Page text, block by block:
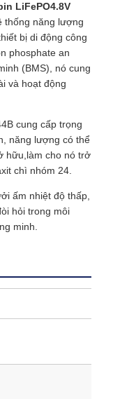
LiFePO4.8V
thống năng lượng
bị di động công
phosphate an
(BMS), nó cung
và hoạt động
cung cấp trọng
năng lượng có thể
hữu,làm cho nó trở
chì nhóm 24.
ấm nhiệt độ thấp,
hỏi trong môi
minh.